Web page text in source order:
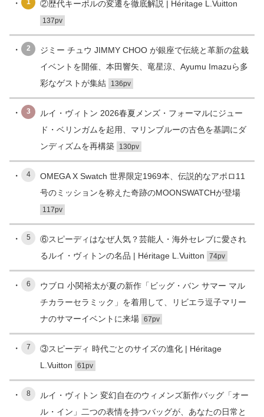
1 ②歴代キーポルの変遷を徹底解説 | Héritage L.Vuitton
137pv
2
ジミー チュウ JIMMY CHOO が銀座で伝統と革新の盆栽
イベントを開催、本田響矢、竜星涼、Ayumu Imazuら多
彩なゲストが集結
136pv
3
ルイ・ヴィトン 2026春夏メンズ・フォーマルにジュー
ド・ベリンガムを起用、マリンブルーの古色を基調にダ
ンディズムを再構築
130pv
4
OMEGA X Swatch 世界限定1969本、伝説的なアポロ11
号のミッションを称えた奇跡のMOONSWATCHが登場
117pv
5
⑥スピーディはなぜ人気？芸能人・海外セレブに愛され
るルイ・ヴィトンの名品 | Héritage L.Vuitton
74pv
6
ウブロ 小関裕太が夏の新作「ビッグ・バン サマー マル
チカラーセラミック」を着用して、リビエラ逗子マリー
ナのサマーイベントに来場 67pv
7
③スピーディ 時代ごとのサイズの進化 | Héritage
L.Vuitton
61pv
8
ルイ・ヴィトン 変幻自在のウィメンズ新作バッグ「オー
ル・イン」二つの表情を持つバッグが、あなたの日常と